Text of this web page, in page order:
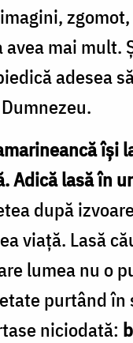
mai mult.
adesea
își
Adică lasă în
după
viață. Lasă
lumea nu o
purtând în
niciodată: